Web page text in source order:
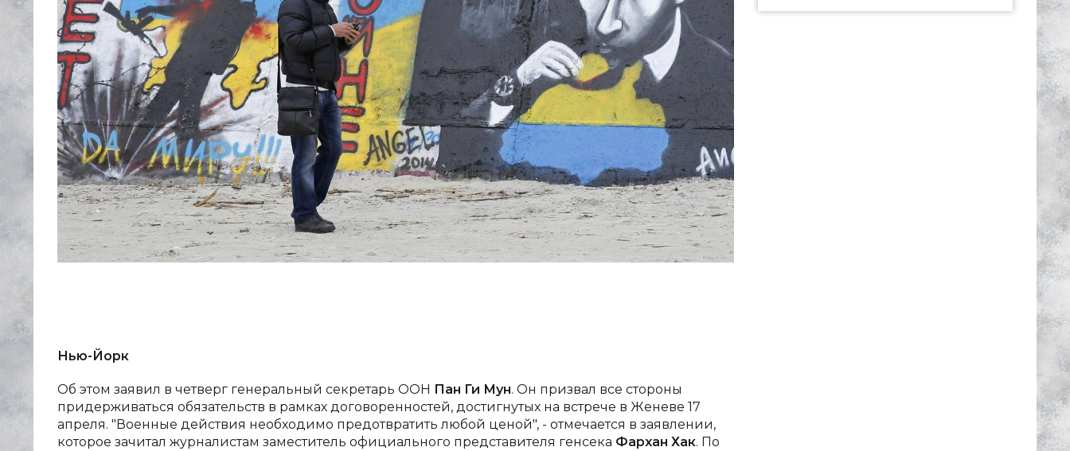
Нью-Йорк
Об этом заявил в четверг генеральный секретарь ООН Пан Ги Мун. Он призвал все стороны
придерживаться обязательств в рамках договоренностей, достигнутых на встрече в Женеве 17
апреля. "Военные действия необходимо предотвратить любой ценой", - отмечается в заявлении,
которое зачитал журналистам заместитель официального представителя генсека Фархан Хак. По